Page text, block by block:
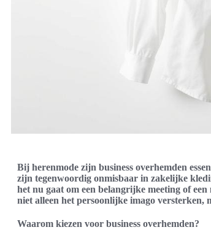
Bij herenmode zijn business overhemden
zijn tegenwoordig onmisbaar in zakelijke
het nu gaat om een belangrijke meeting of
niet alleen het persoonlijke imago versterken,
Waarom kiezen voor business overhemden?